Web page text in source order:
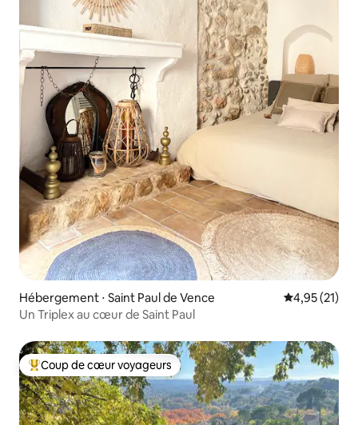
Hébergement ⋅ Saint Paul de Vence Évaluation
4,95 (21)
Un Triplex au cœur de Saint Paul
Coups de cœur voyageurs les plus appréciés
Coup de cœur voyageurs